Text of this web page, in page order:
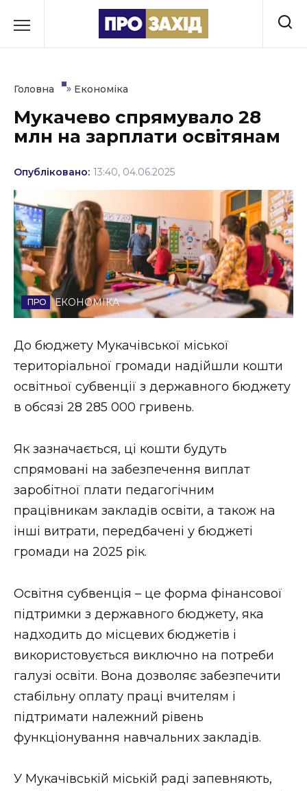
до
Культура
Освіта
Політика
Соціум
Спорт
Стиль життя
Втрачений Ужгород
Втрачений Ужгород (відеоверсія)
ЗАКАРПАТСЬКІ НОВИНИ
НОВИНИ ЗАХІДНОЇ УКРАЇНИ
ВІДЕО
Головна » Економіка
Мукачево спрямувало 28
млн на зарплати освітянам
Опубліковано: 13:40, 04.06.2025
ЕКОНОМІКА
До бюджету Мукачівської міської
територіальної громади надійшли кошти
освітньої субвенції з державного бюджету
в обсязі 28 285 000 гривень.
Як зазначається, ці кошти будуть
спрямовані на забезпечення виплат
заробітної плати педагогічним
працівникам закладів освіти, а також на
інші витрати, передбачені у бюджеті
громади на 2025 рік.
Освітня субвенція – це форма фінансової
підтримки з державного бюджету, яка
надходить до місцевих бюджетів і
використовується виключно на потреби
галузі освіти. Вона дозволяє забезпечити
стабільну оплату праці вчителям і
підтримати належний рівень
функціонування навчальних закладів.
У Мукачівській міській раді запевняють,